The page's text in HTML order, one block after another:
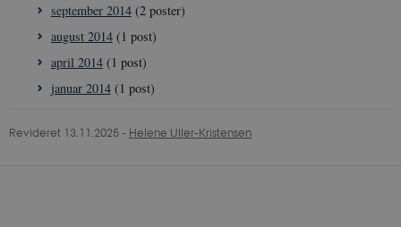
september 2014(2 poster)
august 2014(1 post)
april 2014(1 post)
januar 2014(1 post)
Revideret 13.11.2025 - Helene Uller-Kristensen
__Secure-
typo3nonce_5S7YjnfIugjoYMP23XXrRA